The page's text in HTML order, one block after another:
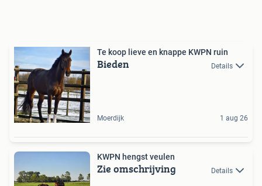
Te koop lieve en knappe KWPN ruin
Bieden Details
Moerdijk 1 aug 26
KWPN hengst veulen
Zie omschrijving Details